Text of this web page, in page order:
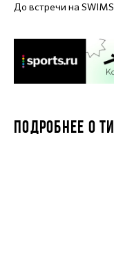
До встречи на
ПОДРОБНЕЕ О